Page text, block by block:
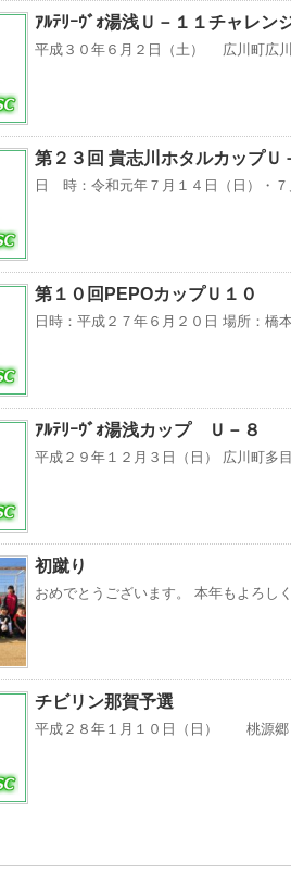
ｱﾙﾃﾘｰｳﾞｫ湯浅Ｕ－１１チャレン
平成３０年６月２日（土） 広川町広
第２３回 貴志川ホタルカップＵ
日 時：令和元年７月１４日（日）・
第１０回PEPOカップＵ１０
日時：平成２７年６月２０日 場所：
ｱﾙﾃﾘｰｳﾞｫ湯浅カップ Ｕ－８
平成２９年１２月３日（日） 広川町多
初蹴り
おめでとうございます。 本年もよろし
チビリン那賀予選
平成２８年１月１０日（日） 桃源郷